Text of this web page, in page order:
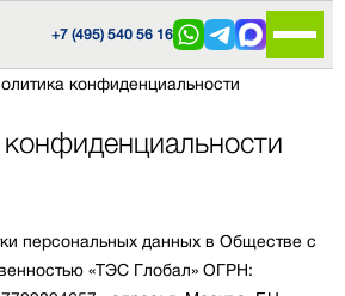
+7 (495) 540 56 16
конфиденциальности
персональных данных в Обществе с
«ТЭС Глобал» ОГРН: